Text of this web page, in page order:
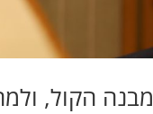
מבנה הקול,